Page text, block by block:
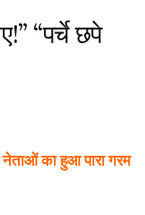
“पर्चे छपे
नेताओं का हुआ पारा गरम